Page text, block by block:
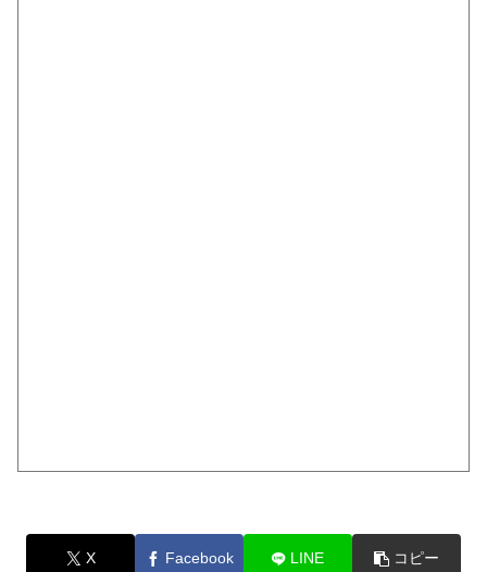
X Facebook LINE コピー